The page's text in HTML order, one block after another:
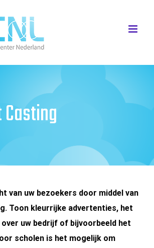
van uw bezoekers door middel van
Toon kleurrijke advertenties, het
uw bedrijf of bijvoorbeeld het
scholen is het mogelijk om